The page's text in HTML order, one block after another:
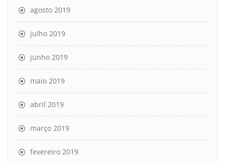
agosto 2019
julho 2019
junho 2019
maio 2019
abril 2019
março 2019
fevereiro 2019